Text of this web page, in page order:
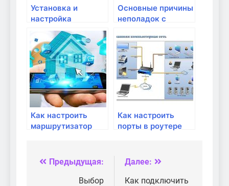
Установка и
настройка
маршрутизатора:
пошаговое
руководство
Основные причины
неполадок с
решение
Как настроить
маршрутизатор
Как настроить
порты в роутере
Навигация
Предыдущая:
Выбор
Далее:
Как подключить